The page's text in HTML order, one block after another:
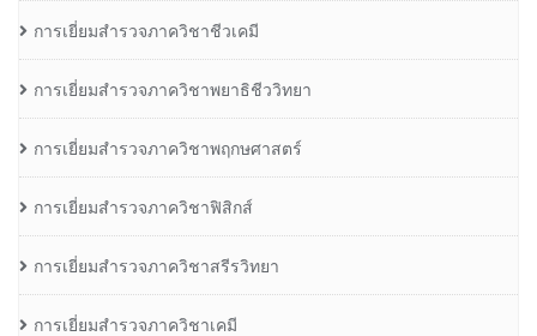
การเยี่ยมสำรวจภาควิชาชีวเคมี
การเยี่ยมสำรวจภาควิชาพยาธิชีววิทยา
การเยี่ยมสำรวจภาควิชาพฤกษศาสตร์
การเยี่ยมสำรวจภาควิชาฟิสิกส์
การเยี่ยมสำรวจภาควิชาสรีรวิทยา
การเยี่ยมสำรวจภาควิชาเคมี